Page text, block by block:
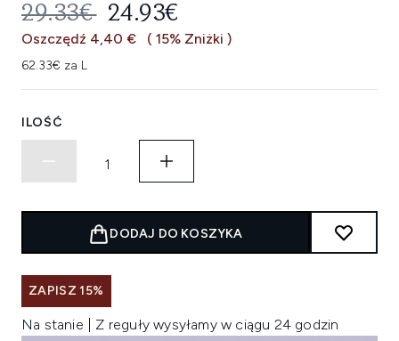
SUGEROWANA CENA
29.33€ AKTUALNA CENA:
24.93€
Oszczędź 4,40 € ( 15% Zniżki )
62.33€ za L
ILOŚĆ
DODAJ DO KOSZYKA
ZAPISZ 15%
Na stanie | Z reguły wysyłamy w ciągu 24 godzin